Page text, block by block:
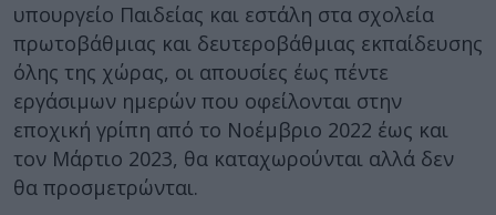
υπουργείο Παιδείας και εστάλη στα σχολεία
πρωτοβάθμιας και δευτεροβάθμιας εκπαίδευσης
όλης της χώρας, οι απουσίες έως πέντε
εργάσιμων ημερών που οφείλονται στην
εποχική γρίπη από το Νοέμβριο 2022 έως και
τον Μάρτιο 2023, θα καταχωρούνται αλλά δεν
θα προσμετρώνται.